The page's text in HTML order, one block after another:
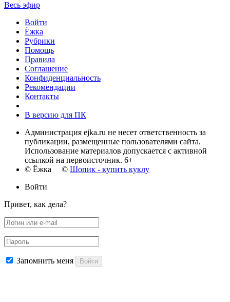
Весь эфир
Войти
Ёжка
Рубрики
Помощь
Правила
Соглашение
Конфиденциальность
Рекомендации
Контакты
В версию для ПК
Администрация ejka.ru не несет ответственность за
публикации, размещенные пользователями сайта.
Использование материалов допускается с активной
ссылкой на первоисточник. 6+
© Ёжка © Шопик - купить куклу
Войти
Привет, как дела?
Запомнить меня Войти